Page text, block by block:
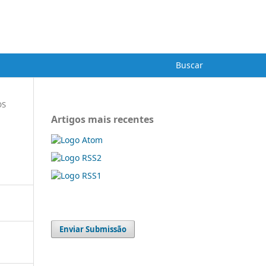
Buscar
Artigos mais recentes
Enviar Submissão